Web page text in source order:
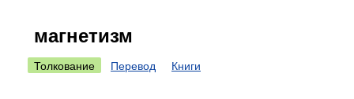
магнетизм
Толкование Перевод Книги